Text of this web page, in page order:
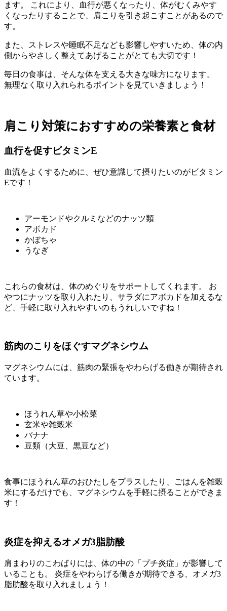
ます。 これにより、血行が悪くなったり、体がむくみやす
くなったりすることで、肩こりを引き起こすことがあるので
す。
また、ストレスや睡眠不足なども影響しやすいため、体の内
側からやさしく整えてあげることがとても大切です！
毎日の食事は、そんな体を支える大きな味方になります。
無理なく取り入れられるポイントを見ていきましょう！
肩こり対策におすすめの栄養素と食材
血行を促すビタミンE
血流をよくするために、ぜひ意識して摂りたいのがビタミン
Eです！
アーモンドやクルミなどのナッツ類
アボカド
かぼちゃ
うなぎ
これらの食材は、体のめぐりをサポートしてくれます。 お
やつにナッツを取り入れたり、サラダにアボカドを加えるな
ど、手軽に取り入れやすいのもうれしいですね！
筋肉のこりをほぐすマグネシウム
マグネシウムには、筋肉の緊張をやわらげる働きが期待され
ています。
ほうれん草や小松菜
玄米や雑穀米
バナナ
豆類（大豆、黒豆など）
食事にほうれん草のおひたしをプラスしたり、ごはんを雑穀
米にするだけでも、マグネシウムを手軽に摂ることができま
す！
炎症を抑えるオメガ3脂肪酸
肩まわりのこわばりには、体の中の「プチ炎症」が影響して
いることも。 炎症をやわらげる働きが期待できる、オメガ3
脂肪酸を取り入れましょう！